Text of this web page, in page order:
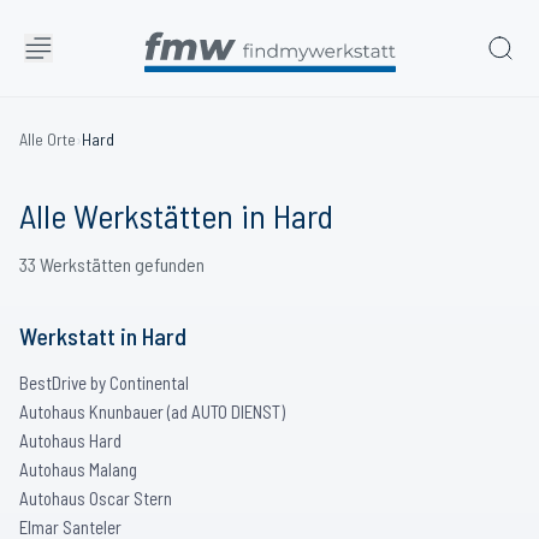
Alle Orte›Hard
Alle Werkstätten in Hard
33 Werkstätten gefunden
Werkstatt in Hard
BestDrive by Continental
Autohaus Knunbauer (ad AUTO DIENST)
Autohaus Hard
Autohaus Malang
Autohaus Oscar Stern
Elmar Santeler